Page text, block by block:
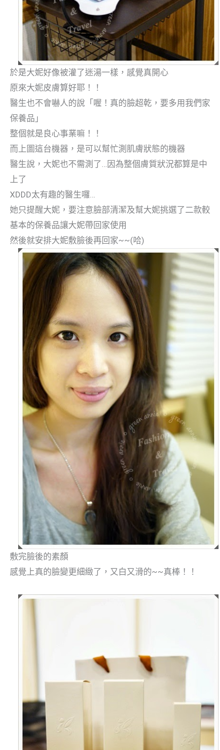
於是大妮好像被灌了迷湯一樣，感覺真開心
原來大妮皮膚算好耶！！
醫生也不會嚇人的說「喔！真的臉超乾，要多用我們家
保養品」
整個就是良心事業嘛！！
而上圖這台機器，是可以幫忙測肌膚狀態的機器
醫生說，大妮也不需測了…因為整個膚質狀況都算是中
上了
XDDD太有趣的醫生囉…
她只提醒大妮，要注意臉部清潔及幫大妮挑選了二款較
基本的保養品讓大妮帶回家使用
然後就安排大妮敷臉後再回家~~(哈)
敷完臉後的素顏
感覺上真的臉變更細緻了，又白又滑的~~真棒！！